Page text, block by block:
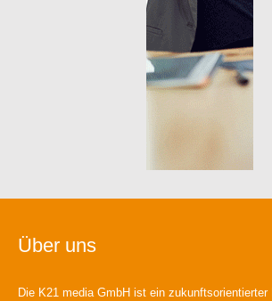
Über uns
Die K21 media GmbH ist ein